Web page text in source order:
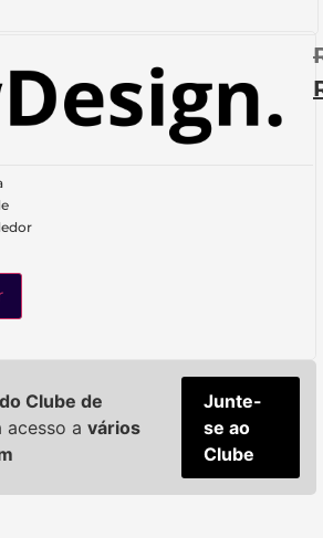
Clube de
acesso a vários
Junte-
se ao
Clube